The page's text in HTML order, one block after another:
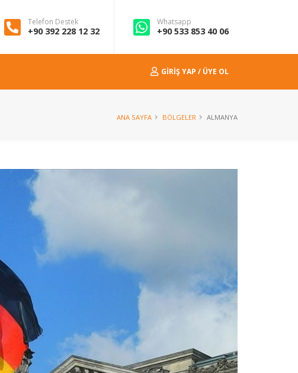
Telefon Destek
+90 392 228 12 32
Whatsapp
+90 533 853 40 06
GIRIŞ YAP / ÜYE OL
ANA SAYFA BÖLGELER ALMANYA